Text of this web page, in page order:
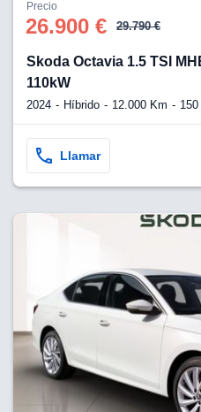
para
perfiles
la
para
contenido,
para la
medir el
de
de los
de datos
objetivo
Precio
26.900 € 29.790 €
Skoda Octavia 1.5 TSI
110kW
2024 Híbrido 12.000 Km
Llamar